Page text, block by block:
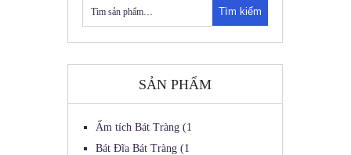
Tìm kiếm
SẢN PHẨM
Ấm tích Bát Tràng (1
Bát Đĩa Bát Tràng (1